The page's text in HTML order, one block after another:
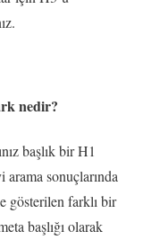
nedir?
başlık bir H1
arama sonuçlarında
gösterilen farklı bir
başlığı olarak